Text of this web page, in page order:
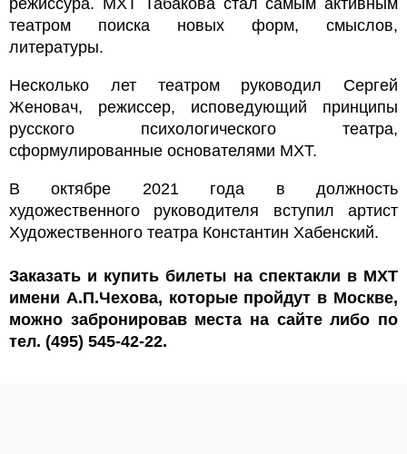
театром поиска новых форм, смыслов,
литературы.
Несколько лет театром руководил Сергей
Женовач, режиссер, исповедующий принципы
русского психологического театра,
сформулированные основателями МХТ.
В октябре 2021 года в должность
художественного руководителя вступил артист
Художественного театра Константин Хабенский.
Заказать и купить билеты на спектакли в МХТ
имени А.П.Чехова, которые пройдут в Москве,
можно забронировав места на сайте либо по
тел. (495) 545-42-22.